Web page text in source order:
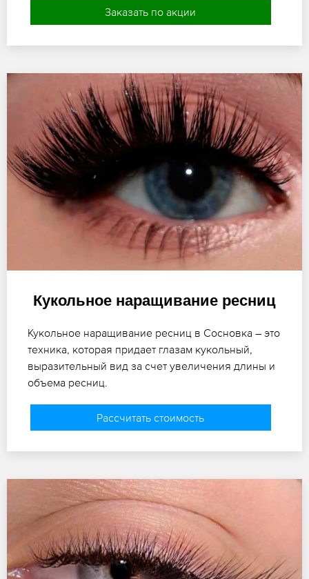
Заказать по акции
Кукольное наращивание ресниц
Кукольное наращивание ресниц в Сосновка – это
техника, которая придает глазам кукольный,
выразительный вид за счет увеличения длины и
объема ресниц.
Рассчитать стоимость